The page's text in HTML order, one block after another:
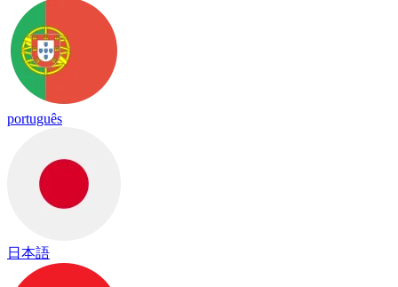
português
日本語